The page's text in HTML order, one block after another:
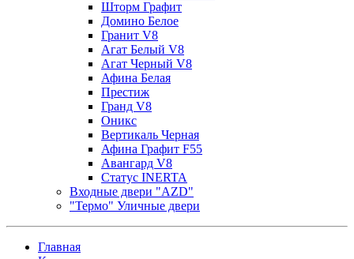
Шторм Графит
Домино Белое
Гранит V8
Агат Белый V8
Агат Черный V8
Афина Белая
Престиж
Гранд V8
Оникс
Вертикаль Черная
Афина Графит F55
Авангард V8
Статус INERTA
Входные двери "AZD"
"Термо" Уличные двери
Главная